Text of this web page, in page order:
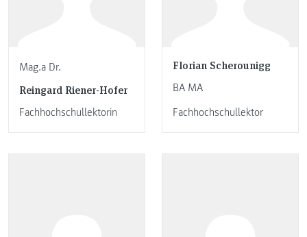
Mag.a Dr.
Reingard Riener-Hofer
Fachhochschullektorin
Florian Scherounigg
BA MA
Fachhochschullektor